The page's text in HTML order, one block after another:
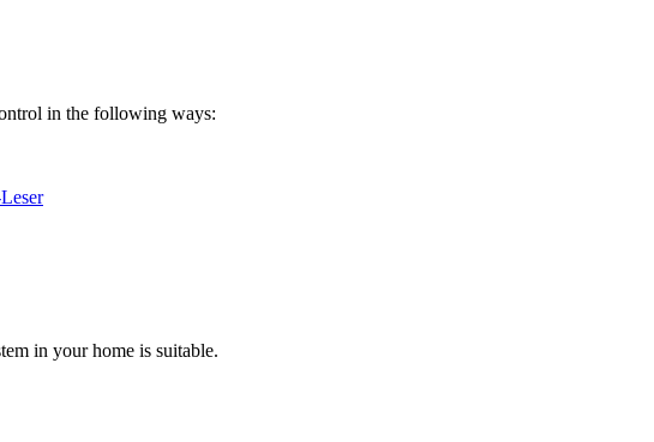
in the following ways:
in your home is suitable.